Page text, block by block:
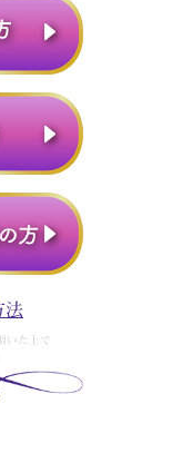
法
いた上で